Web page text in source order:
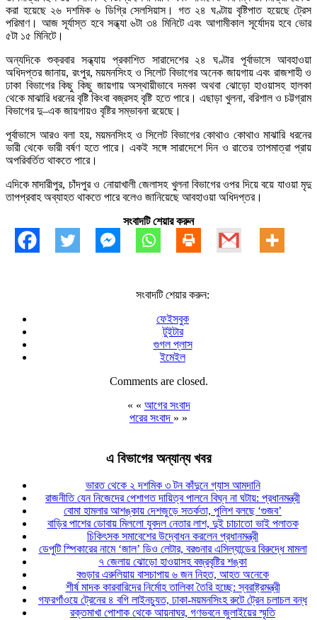
করা হয়েছে ২৬ দশমিক ৬ ডিগ্রি সেলসিয়াস। গত ২৪ ঘণ্টায় বৃষ্টিপাত হয়েছে ট্রেস
পরিমাণ। আজ সূর্যাস্ত হবে সন্ধ্যা ৬টা ৩৪ মিনিটে এবং আগামীকাল সূর্যোদয় হবে ভোর
৫টা ১৫ মিনিটে।
অন্যদিকে শুক্রবার সন্ধ্যায় প্রকাশিত সারাদেশের ২৪ ঘণ্টার পূর্বাভাসে আবহাওয়া
অধিদপ্তর জানায়, রংপুর, ময়মনসিংহ ও সিলেট বিভাগের অনেক জায়গায় এবং রাজশাহী ও
ঢাকা বিভাগের কিছু কিছু জায়গায় অস্থায়ীভাবে দমকা অথবা ঝোড়ো হাওয়াসহ হালকা
থেকে মাঝারি ধরনের বৃষ্টি কিংবা বজ্রসহ বৃষ্টি হতে পারে। এছাড়া খুলনা, বরিশাল ও চট্টগ্রাম
বিভাগের দু–এক জায়গায়ও বৃষ্টির সম্ভাবনা রয়েছে।
পূর্বাভাসে আরও বলা হয়, ময়মনসিংহ ও সিলেট বিভাগের কোথাও কোথাও মাঝারি ধরনের
ভারী থেকে ভারী বর্ষণ হতে পারে। একই সঙ্গে সারাদেশে দিন ও রাতের তাপমাত্রা প্রায়
অপরিবর্তিত থাকতে পারে।
এদিকে মাদারীপুর, চাঁদপুর ও নোয়াখালী জেলাসহ খুলনা বিভাগের ওপর দিয়ে বয়ে যাওয়া মৃদু
তাপপ্রবাহ অব্যাহত থাকতে পারে বলেও জানিয়েছে আবহাওয়া অধিদপ্তর।
সংবাদটি শেয়ার করুন
সংবাদটি শেয়ার করুন:
ফেইসবুক
টুইটার
গুগল প্লাস
ইমেইল
Comments are closed.
« « আগের সংবাদ
পরের সংবাদ » »
এ বিভাগের অন্যান্য খবর
ভারত থেকে ২ দশমিক ৩ টন কাঁদুনে গ্যাস আমদানি
রাজনীতি যেন নিজেদের পেশাগত দায়িত্ব পালনে বিঘ্ন না ঘটায়: প্রধানমন্ত্রী
বোমা হামলার আশঙ্কায় দেশজুড়ে সতর্কতা, পুলিশ বলছে ‘গুজব’
বাড়ির পাশের ডোবায় মিললো যুবদল নেতার লাশ, দুই চাচাতো ভাই পলাতক
চিকিৎসক সমাবেশের উদ্বোধন করলেন প্রধানমন্ত্রী
ডেপুটি স্পিকারের নামে ‘জাল’ ডিও লেটার, বরগুনার এসিল্যান্ডের বিরুদ্ধে মামলা
৭ জেলায় ঝোড়ো হাওয়াসহ বজ্রবৃষ্টির শঙ্কা
বগুড়ার এরুলিয়ায় বাসচাপায় ৬ জন নিহত, আহত অনেকে
শীর্ষ মাদক কারবারিদের নির্মোহ তালিকা তৈরি হচ্ছে: স্বরাষ্ট্রমন্ত্রী
গফরগাঁওয়ে ট্রেনের ৪ বগি লাইনচ্যুত, ঢাকা-ময়মনসিংহ রুটে ট্রেন চলাচল বন্ধ
রক্তমাখা পোশাক থেকে আয়নাঘর, গণভবনে জুলাইয়ের স্মৃতি